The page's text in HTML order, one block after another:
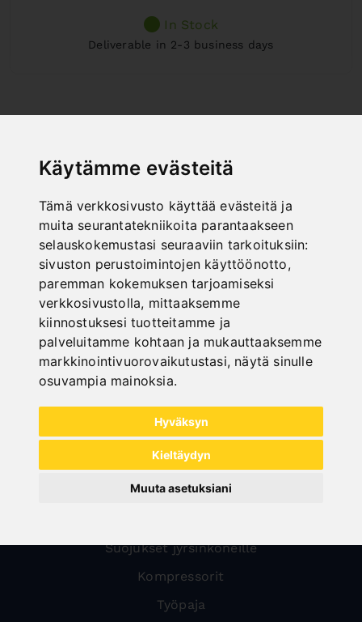
Käytämme evästeitä
Tämä verkkosivusto käyttää evästeitä ja
muita seurantatekniikoita parantaakseen
selauskokemustasi seuraaviin tarkoituksiin:
sivuston perustoimintojen käyttöönotto,
paremman kokemuksen tarjoamiseksi
verkkosivustolla, mittaaksemme
kiinnostuksesi tuotteitamme ja
palveluitamme kohtaan ja mukauttaaksemme
markkinointivuorovaikutustasi, näytä sinulle
osuvampia mainoksia.
Hyväksyn
Kieltäydyn
Muuta asetuksiani
In Stock
Deliverable in 2-3 business days
All categories
Puu
Metalli
Kuljetus
Levyntyöstö
Suojukset jyrsinkoneille
Kompressorit
Työpaja